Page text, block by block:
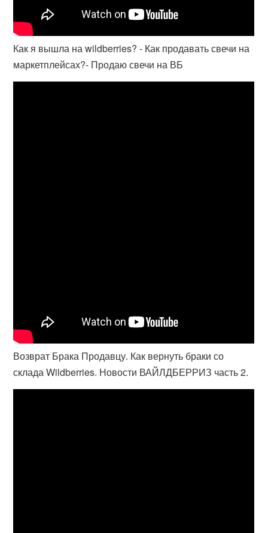
Как я вышла на wildberries? - Как продавать свечи на
маркетплейсах?- Продаю свечи на ВБ
Возврат Брака Продавцу. Как вернуть браки со
склада Wildberries. Новости ВАЙЛДБЕРРИЗ часть 2.